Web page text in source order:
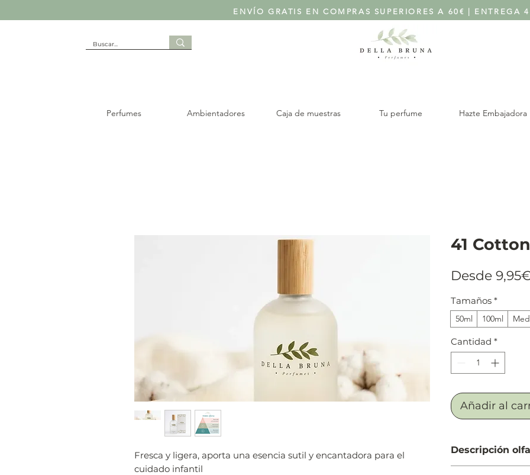
ENVÍO GRATIS EN COMPRAS SUPERIORES A 60€ | ENTREGA
Perfumes Ambientadores Caja de muestras Tu perfume Hazte Embajadora
Fresca y ligera, aporta una esencia sutil y encantadora para el
cuidado infantil
41
Desde
Tamaños *
50ml 100ml
Cantidad *
Añadir al
Descripción